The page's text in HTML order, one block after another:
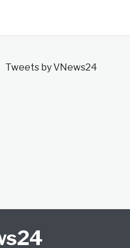
Tweets by VNews24